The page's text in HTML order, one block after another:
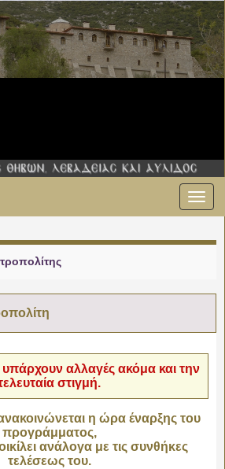
αλλαγές ακόμα και την
στιγμή.
η ώρα έναρξης του
προγράμματος,
ανάλογα με τις συνθήκες
τελέσεως του.